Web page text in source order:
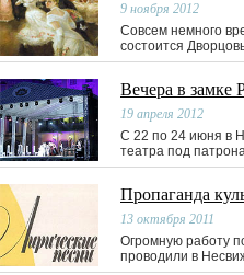
9 ноября 2012
Совсем немного
состоится
Вечера в замке
19 апреля 2012
С 22 по 24 июня в
театра под
Пропаганда
13 октября 2011
Огромную работу
проводили в